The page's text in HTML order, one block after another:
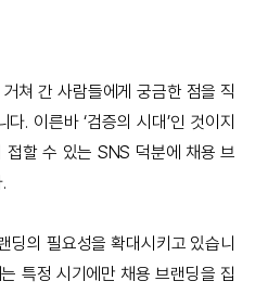
쳐 간 사람들에게 궁금한 점을 직
. 이른바 ‘검증의 시대’인 것이지
접할 수 있는 SNS 덕분에 채용 브
딩의 필요성을 확대시키고 있습니
특정 시기에만 채용 브랜딩을 집